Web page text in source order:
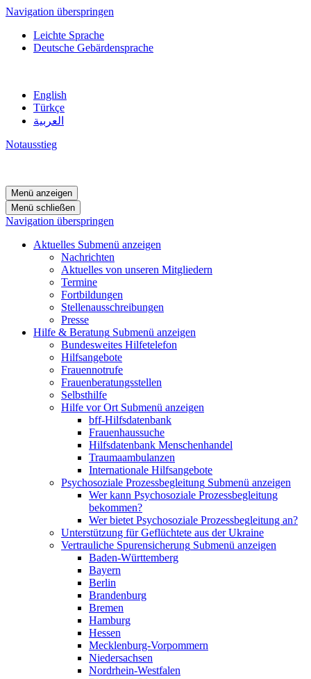
Navigation überspringen
Leichte Sprache
Deutsche Gebärdensprache
English
Türkçe
العربية
Notausstieg
Menü anzeigen
Menü schließen
Navigation überspringen
Aktuelles Submenü anzeigen
Nachrichten
Aktuelles von unseren Mitgliedern
Termine
Fortbildungen
Stellenausschreibungen
Presse
Hilfe & Beratung Submenü anzeigen
Bundesweites Hilfetelefon
Hilfsangebote
Frauennotrufe
Frauenberatungsstellen
Selbsthilfe
Hilfe vor Ort Submenü anzeigen
bff-Hilfsdatenbank
Frauenhaussuche
Hilfsdatenbank Menschenhandel
Traumaambulanzen
Internationale Hilfsangebote
Psychosoziale Prozessbegleitung Submenü anzeigen
Wer kann Psychosoziale Prozessbegleitung
bekommen?
Wer bietet Psychosoziale Prozessbegleitung an?
Unterstützung für Geflüchtete aus der Ukraine
Vertrauliche Spurensicherung Submenü anzeigen
Baden-Württemberg
Bayern
Berlin
Brandenburg
Bremen
Hamburg
Hessen
Mecklenburg-Vorpommern
Niedersachsen
Nordrhein-Westfalen